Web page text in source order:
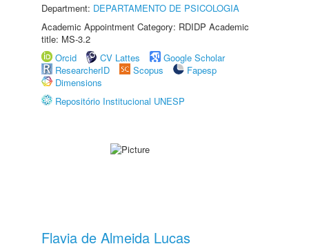
Department: DEPARTAMENTO DE PSICOLOGIA
Academic Appointment Category: RDIDP Academic
title: MS-3.2
Orcid
CV Lattes
Google Scholar
ResearcherID
Scopus
Fapesp
Dimensions
Repositório Institucional UNESP
Flavia de Almeida Lucas